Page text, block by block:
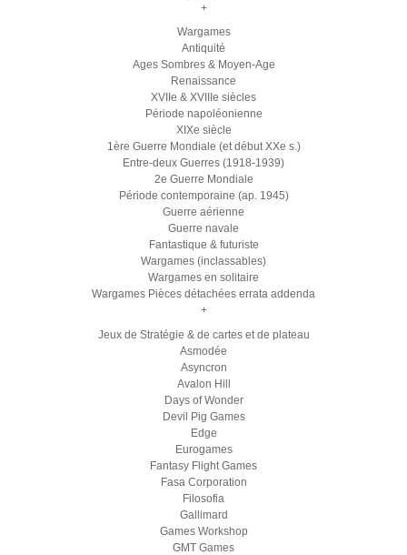
+
Wargames
Antiquité
Ages Sombres & Moyen-Age
Renaissance
XVIIe & XVIIIe siècles
Période napoléonienne
XIXe siècle
1ère Guerre Mondiale (et début XXe s.)
Entre-deux Guerres (1918-1939)
2e Guerre Mondiale
Période contemporaine (ap. 1945)
Guerre aérienne
Guerre navale
Fantastique & futuriste
Wargames (inclassables)
Wargames en solitaire
Wargames Pièces détachées errata addenda
+
Jeux de Stratégie & de cartes et de plateau
Asmodée
Asyncron
Avalon Hill
Days of Wonder
Devil Pig Games
Edge
Eurogames
Fantasy Flight Games
Fasa Corporation
Filosofia
Gallimard
Games Workshop
GMT Games